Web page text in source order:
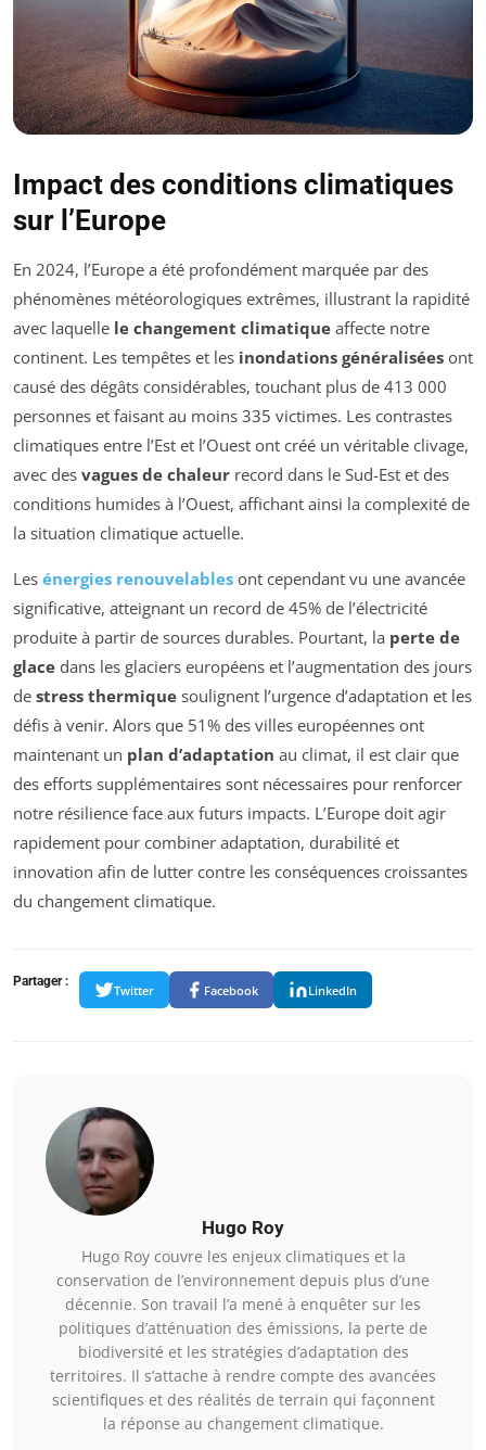
Impact des conditions climatiques
sur l’Europe
En 2024, l’Europe a été profondément marquée par des
phénomènes météorologiques extrêmes, illustrant la rapidité
avec laquelle le changement climatique affecte notre
continent. Les tempêtes et les inondations généralisées ont
causé des dégâts considérables, touchant plus de 413 000
personnes et faisant au moins 335 victimes. Les contrastes
climatiques entre l’Est et l’Ouest ont créé un véritable clivage,
avec des vagues de chaleur record dans le Sud-Est et des
conditions humides à l’Ouest, affichant ainsi la complexité de
la situation climatique actuelle.
Les énergies renouvelables ont cependant vu une avancée
significative, atteignant un record de 45% de l’électricité
produite à partir de sources durables. Pourtant, la perte de
glace dans les glaciers européens et l’augmentation des jours
de stress thermique soulignent l’urgence d’adaptation et les
défis à venir. Alors que 51% des villes européennes ont
maintenant un plan d’adaptation au climat, il est clair que
des efforts supplémentaires sont nécessaires pour renforcer
notre résilience face aux futurs impacts. L’Europe doit agir
rapidement pour combiner adaptation, durabilité et
innovation afin de lutter contre les conséquences croissantes
du changement climatique.
Partager :
Twitter Facebook LinkedIn
Hugo Roy
Hugo Roy couvre les enjeux climatiques et la
conservation de l’environnement depuis plus d’une
décennie. Son travail l’a mené à enquêter sur les
politiques d’atténuation des émissions, la perte de
biodiversité et les stratégies d’adaptation des
territoires. Il s’attache à rendre compte des avancées
scientifiques et des réalités de terrain qui façonnent
la réponse au changement climatique.